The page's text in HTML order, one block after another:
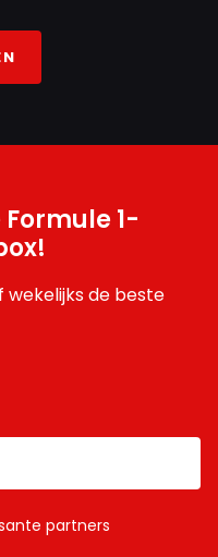
1-
wekelijks de beste
partners